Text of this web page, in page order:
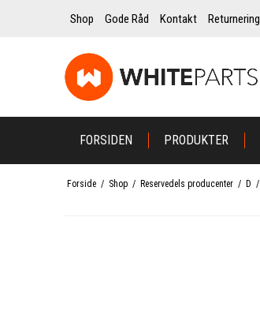
Shop Gode Råd Kontakt Returnering
FORSIDEN PRODUKTER
Forside / Shop / Reservedels producenter / D /